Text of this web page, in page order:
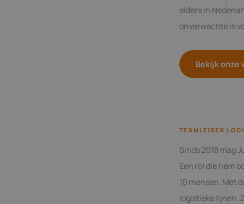
elders in
onverwachte is
Bekijk onze
TEAMLEIDER
Sinds 2018 mag
Een rol die hem
10 mensen. Met
logistieke lijnen.